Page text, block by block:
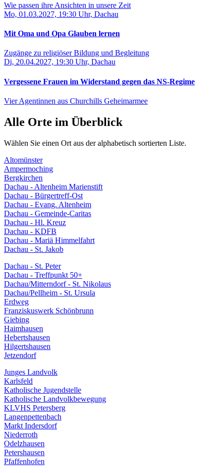
Wie passen ihre Ansichten in unsere Zeit
Mo, 01.03.2027, 19:30 Uhr, Dachau
Mit Oma und Opa Glauben lernen
Zugänge zu religiöser Bildung und Begleitung
Di, 20.04.2027, 19:30 Uhr, Dachau
Vergessene Frauen im Widerstand gegen das NS-Regime
Vier Agentinnen aus Churchills Geheimarmee
Alle Orte im Überblick
Wählen Sie einen Ort aus der alphabetisch sortierten Liste.
Altomünster
Ampermoching
Bergkirchen
Dachau - Altenheim Marienstift
Dachau - Bürgertreff-Ost
Dachau - Evang. Altenheim
Dachau - Gemeinde-Caritas
Dachau - Hl. Kreuz
Dachau - KDFB
Dachau - Mariä Himmelfahrt
Dachau - St. Jakob
Dachau - St. Peter
Dachau - Treffpunkt 50+
Dachau/Mitterndorf - St. Nikolaus
Dachau/Pellheim - St. Ursula
Erdweg
Franziskuswerk Schönbrunn
Giebing
Haimhausen
Hebertshausen
Hilgertshausen
Jetzendorf
Junges Landvolk
Karlsfeld
Katholische Jugendstelle
Katholische Landvolkbewegung
KLVHS Petersberg
Langenpettenbach
Markt Indersdorf
Niederroth
Odelzhausen
Petershausen
Pfaffenhofen